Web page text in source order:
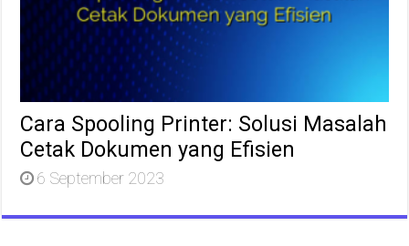
Cara Spooling Printer: Solusi Masalah
Cetak Dokumen yang Efisien
6 September 2023